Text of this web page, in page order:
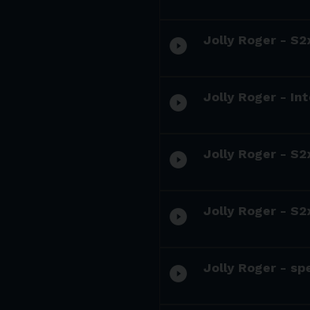
play_circle_filled Jolly Roger -
play_circle_filled Jolly Roger -
play_circle_filled Jolly Roger -
play_circle_filled Jolly Roger -
play_circle_filled Jolly Roger -